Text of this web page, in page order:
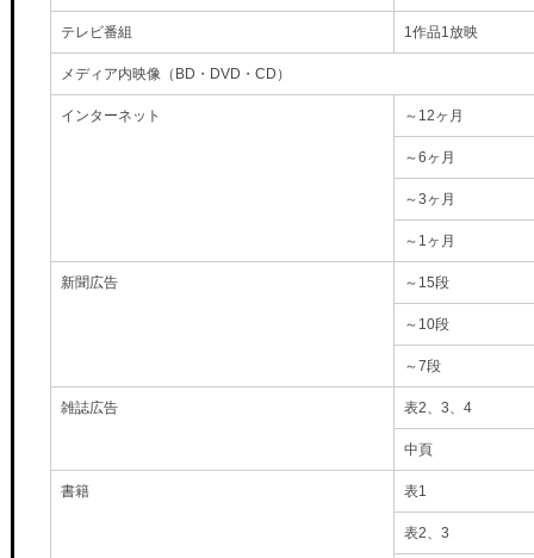
テレビ番組 1作品1放映
メディア内映像（BD・DVD・CD）
インターネット ～12ヶ月
～6ヶ月
～3ヶ月
～1ヶ月
新聞広告 ～15段
～10段
～7段
雑誌広告 表2、3、4
中頁
書籍 表1
表2、3